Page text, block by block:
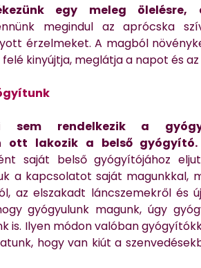
egy meleg
megindul az aprócska
érzelmeket. A magból
kinyújtja, meglátja a napot és
sem rendelkezik a
ott lakozik a belső gyógyító.
saját belső gyógyítójához
a kapcsolatot saját magunkkal,
az elszakadt láncszemekről
gyógyulunk magunk, úgy
is. Ilyen módon valóban
hogy van kiút a